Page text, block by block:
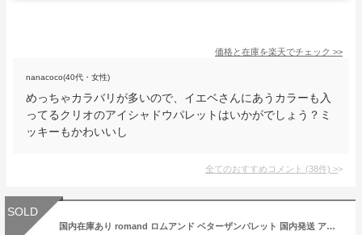
価格と在庫を楽天でチェック >>
nanacoco(40代・女性)
めっちゃカラバリが多いので、イエベさんにあうカラーも入
ってるクリオのアイシャドウパレットはいかがでしょう？ミ
ッキーもかわいいし
全てのおすすめコメント (38件) >
SOLD
国内在庫あり romand ロムアンド ベターザンパレット 国内発送 アイシャドウ ブラウン ピンク ベージュ 韓国コスメ